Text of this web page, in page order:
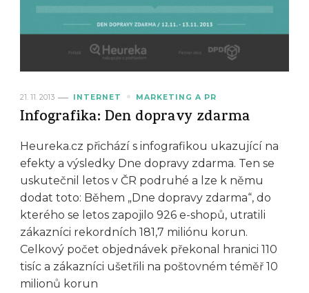
21. 11. 2013 INTERNET MARKETING A PR
Infografika: Den dopravy zdarma
Heureka.cz přichází s infografikou ukazující na
efekty a výsledky Dne dopravy zdarma. Ten se
uskutečnil letos v ČR podruhé a lze k němu
dodat toto: Během „Dne dopravy zdarma“, do
kterého se letos zapojilo 926 e-shopů, utratili
zákazníci rekordních 181,7 miliónu korun.
Celkový počet objednávek překonal hranici 110
tisíc a zákazníci ušetřili na poštovném téměř 10
milionů korun